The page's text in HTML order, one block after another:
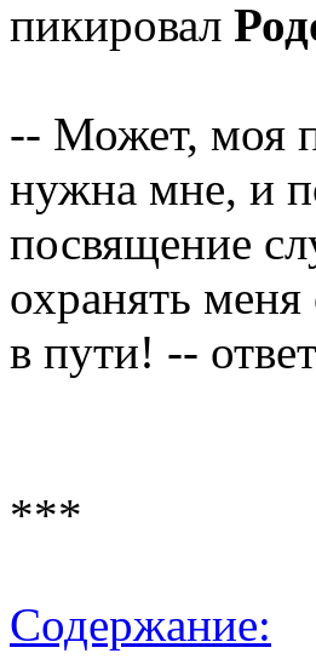
пикировал
-- Может, моя
нужна мне, и
посвящение
охранять
в пути! --
***
Содержание: